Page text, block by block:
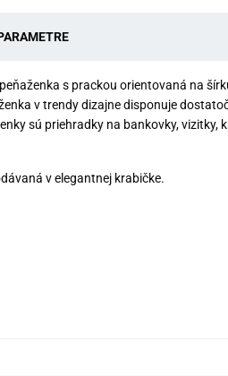
s prackou orientovaná na
v trendy dizajne disponuje
sú priehradky na bankovky, vizitky,
v elegantnej krabičke.